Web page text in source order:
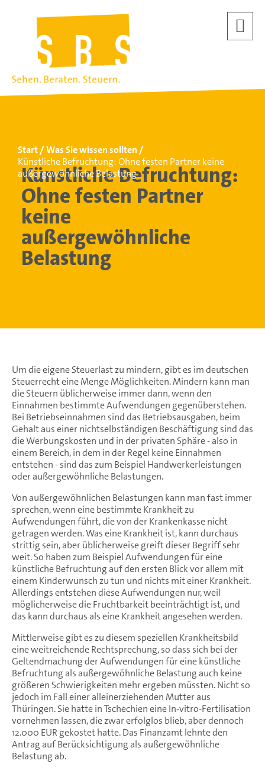
Start
Was Sie wissen sollten
Künstliche Befruchtung: Ohne festen Partner keine
außergewöhnliche Belastung
Künstliche Befruchtung:
Ohne festen Partner
keine
außergewöhnliche
Belastung
Um die eigene Steuerlast zu mindern, gibt es im deutschen
Steuerrecht eine Menge Möglichkeiten. Mindern kann man
die Steuern üblicherweise immer dann, wenn den
Einnahmen bestimmte Aufwendungen gegenüberstehen.
Bei Betriebseinnahmen sind das Betriebsausgaben, beim
Gehalt aus einer nichtselbständigen Beschäftigung sind das
die Werbungskosten und in der privaten Sphäre - also in
einem Bereich, in dem in der Regel keine Einnahmen
entstehen - sind das zum Beispiel Handwerkerleistungen
oder außergewöhnliche Belastungen.
Von außergewöhnlichen Belastungen kann man fast immer
sprechen, wenn eine bestimmte Krankheit zu
Aufwendungen führt, die von der Krankenkasse nicht
getragen werden. Was eine Krankheit ist, kann durchaus
strittig sein, aber üblicherweise greift dieser Begriff sehr
weit. So haben zum Beispiel Aufwendungen für eine
künstliche Befruchtung auf den ersten Blick vor allem mit
einem Kinderwunsch zu tun und nichts mit einer Krankheit.
Allerdings entstehen diese Aufwendungen nur, weil
möglicherweise die Fruchtbarkeit beeinträchtigt ist, und
das kann durchaus als eine Krankheit angesehen werden.
Mittlerweise gibt es zu diesem speziellen Krankheitsbild
eine weitreichende Rechtsprechung, so dass sich bei der
Geltendmachung der Aufwendungen für eine künstliche
Befruchtung als außergewöhnliche Belastung auch keine
größeren Schwierigkeiten mehr ergeben müssten. Nicht so
jedoch im Fall einer alleinerziehenden Mutter aus
Thüringen. Sie hatte in Tschechien eine In-vitro-Fertilisation
vornehmen lassen, die zwar erfolglos blieb, aber dennoch
12.000 EUR gekostet hatte. Das Finanzamt lehnte den
Antrag auf Berücksichtigung als außergewöhnliche
Belastung ab.